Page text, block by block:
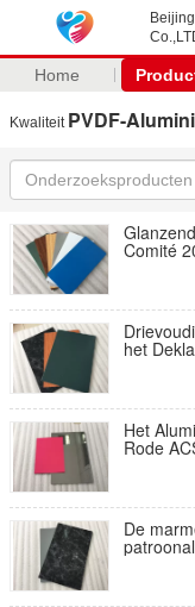
Home
Kwaliteit PVDF-
Comité
het
Het
Rode
De